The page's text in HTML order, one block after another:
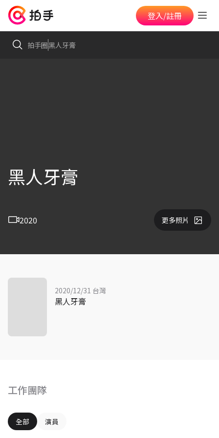
登入/註冊
拍手圈黑人牙膏
黑人牙膏
2020 更多照片
工作團隊
全部 演員
2020/12/31 台灣
黑人牙膏